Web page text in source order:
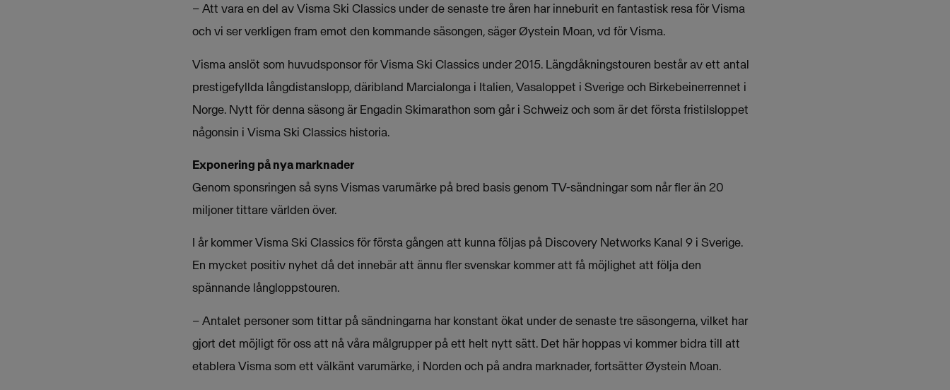
– Att vara en del av Visma Ski Classics under de senaste tre åren har inneburit en fantastisk resa för Visma
och vi ser verkligen fram emot den kommande säsongen, säger Øystein Moan, vd för Visma.
Visma anslöt som huvudsponsor för Visma Ski Classics under 2015. Längdåkningstouren består av ett antal
prestigefyllda långdistanslopp, däribland Marcialonga i Italien, Vasaloppet i Sverige och Birkebeinerrennet i
Norge. Nytt för denna säsong är Engadin Skimarathon som går i Schweiz och som är det första fristilsloppet
någonsin i Visma Ski Classics historia.
Exponering på nya marknader
Genom sponsringen så syns Vismas varumärke på bred basis genom TV-sändningar som når fler än 20
miljoner tittare världen över.
I år kommer Visma Ski Classics för första gången att kunna följas på Discovery Networks Kanal 9 i Sverige.
En mycket positiv nyhet då det innebär att ännu fler svenskar kommer att få möjlighet att följa den
spännande långloppstouren.
– Antalet personer som tittar på sändningarna har konstant ökat under de senaste tre säsongerna, vilket har
gjort det möjligt för oss att nå våra målgrupper på ett helt nytt sätt. Det här hoppas vi kommer bidra till att
etablera Visma som ett välkänt varumärke, i Norden och på andra marknader, fortsätter Øystein Moan.